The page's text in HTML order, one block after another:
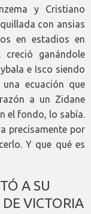
y Cristiano
con ansias
en estadios en
ganándole
e Isco siendo
ecuación que
a un Zidane
el fondo, lo sabía.
precisamente por
Y que qué es
A SU
VICTORIA